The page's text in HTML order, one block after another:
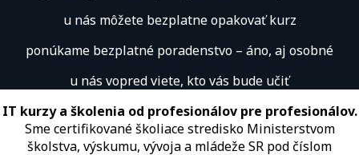
u nás môžete bezplatne opakovať kurz
ponúkame bezplatné poradenstvo – áno, aj osobné
u nás vopred viete, kto vás bude učiť
IT kurzy a školenia od profesionálov pre profesionálov.
Sme certifikované školiace stredisko Ministerstvom
školstva, výskumu, vývoja a mládeže SR pod číslom